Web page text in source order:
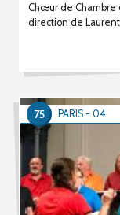
Chœur de Chambre
direction de
PARIS - 04
75